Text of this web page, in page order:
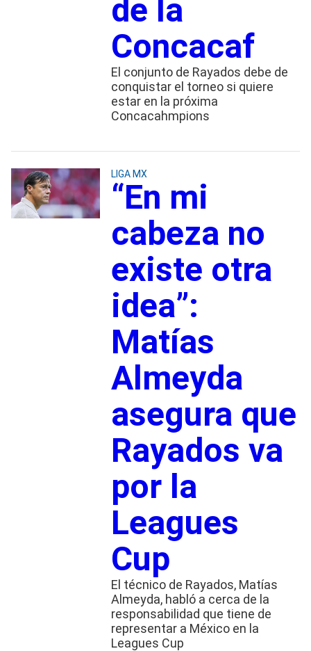
de la
Concacaf
El conjunto de Rayados debe de
conquistar el torneo si quiere
estar en la próxima
Concacahmpions
LIGA MX
“En mi
cabeza no
existe otra
idea”:
Matías
Almeyda
asegura que
Rayados va
por la
Leagues
Cup
El técnico de Rayados, Matías
Almeyda, habló a cerca de la
responsabilidad que tiene de
representar a México en la
Leagues Cup